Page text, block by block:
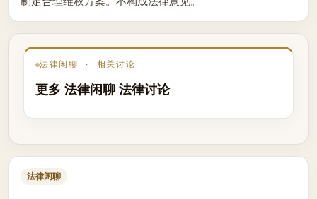
法律闲聊 · 相关讨论
更多 法律闲聊 法律讨论
法律闲聊